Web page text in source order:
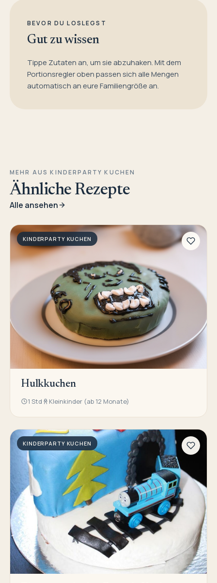
BEVOR DU LOSLEGST
Gut zu wissen
Tippe Zutaten an, um sie abzuhaken. Mit dem
Portionsregler oben passen sich alle Mengen
automatisch an eure Familiengröße an.
MEHR AUS KINDERPARTY KUCHEN
Ähnliche Rezepte
Alle ansehen
KINDERPARTY KUCHEN
Hulkkuchen
1 Std Kleinkinder (ab 12 Monate)
KINDERPARTY KUCHEN